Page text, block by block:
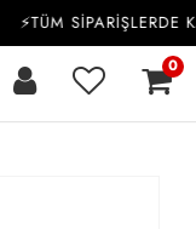
⚡TÜM SİPARİŞLERDE
0